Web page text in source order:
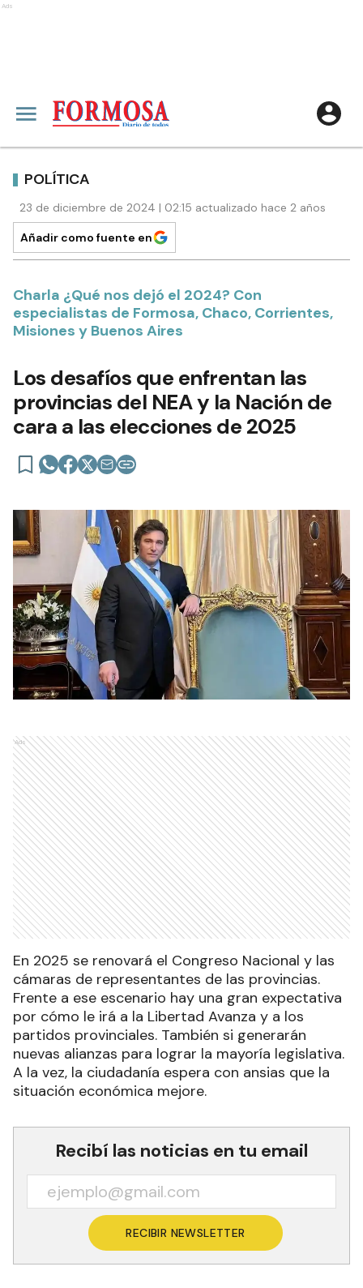
Ads
POLÍTICA
23 de diciembre de 2024 | 02:15 actualizado hace 2 años
Añadir como fuente en
Charla ¿Qué nos dejó el 2024? Con
especialistas de Formosa, Chaco, Corrientes,
Misiones y Buenos Aires
Los desafíos que enfrentan las
provincias del NEA y la Nación de
cara a las elecciones de 2025
Ads
En 2025 se renovará el Congreso Nacional y las
cámaras de representantes de las provincias.
Frente a ese escenario hay una gran expectativa
por cómo le irá a la Libertad Avanza y a los
partidos provinciales. También si generarán
nuevas alianzas para lograr la mayoría legislativa.
A la vez, la ciudadanía espera con ansias que la
situación económica mejore.
Recibí las noticias en tu email
RECIBIR NEWSLETTER